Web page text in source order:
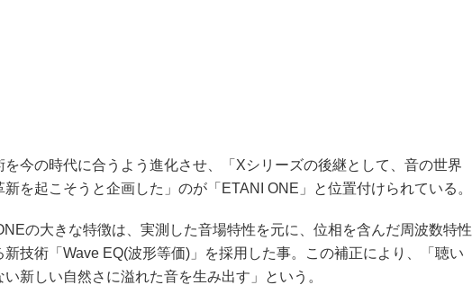
今の時代に合うよう進化させ、「Xシリーズの後継として、音の世界
新を起こそうと企画した」のが「ETANI ONE」と位置付けられている。
の大きな特徴は、実測した音場特性を元に、位相を含んだ周波数特性
新技術「Wave EQ(波形等価)」を採用した事。この補正により、「聴い
い新しい自然さに溢れた音を生み出す」という。